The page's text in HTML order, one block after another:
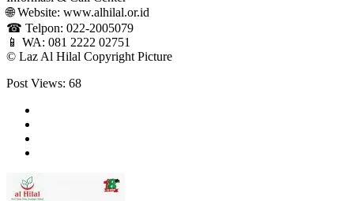
🌐 Website: www.alhilal.or.id⁣⁣⁣⁣⁣⁣⁣⁣⁣⁣⁣⁣⁣⁣⁣⁣⁣⁣⁣⁣⁣⁣⁣⁣⁣⁣⁣⁣⁣⁣⁣⁣⁣⁣⁣⁣⁣⁣⁣⁣⁣⁣⁣⁣⁣⁣⁣⁣⁣⁣⁣⁣⁣⁣⁣
☎ Telpon: 022-2005079⁣⁣⁣⁣⁣⁣⁣⁣⁣⁣⁣⁣⁣⁣⁣⁣⁣⁣⁣⁣⁣⁣⁣⁣⁣⁣⁣⁣⁣⁣⁣⁣⁣⁣⁣⁣⁣⁣⁣⁣⁣⁣⁣⁣⁣⁣⁣⁣⁣⁣⁣⁣⁣⁣⁣
📱 WA: 081 2222 02751⁣⁣⁣⁣⁣⁣⁣⁣⁣⁣⁣⁣⁣⁣⁣⁣⁣⁣⁣⁣⁣⁣⁣⁣⁣⁣⁣⁣⁣⁣⁣⁣⁣⁣
©️ Laz Al Hilal Copyright Picture⁣⁣⁣
Post Views: 68